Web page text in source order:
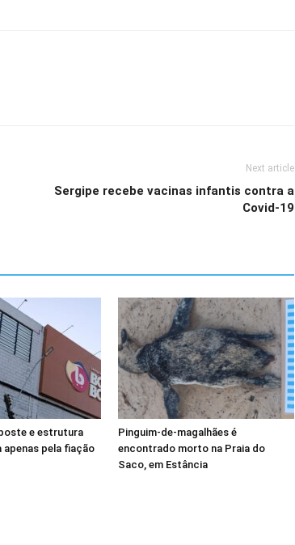
Next article
Sergipe recebe vacinas infantis contra a
Covid-19
e estrutura
pela fiação
Pinguim-de-magalhães é
encontrado morto na Praia do
Saco, em Estância